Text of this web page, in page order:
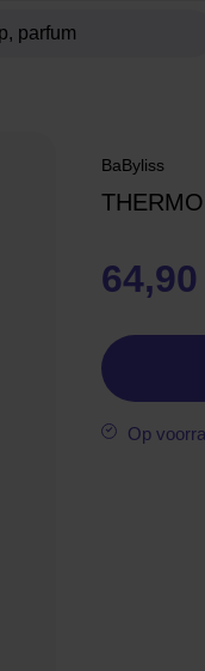
BaByliss
Op